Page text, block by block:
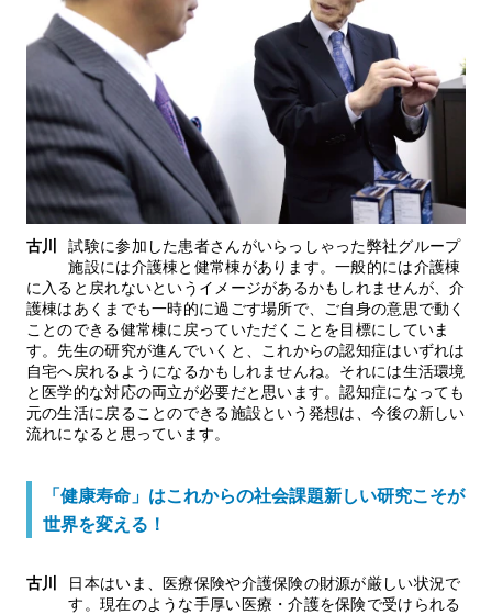
古川
試験に参加した患者さんがいらっしゃった弊社グループ
施設には介護棟と健常棟があります。一般的には介護棟
に入ると戻れないというイメージがあるかもしれませんが、介
護棟はあくまでも一時的に過ごす場所で、ご自身の意思で動く
ことのできる健常棟に戻っていただくことを目標にしていま
す。先生の研究が進んでいくと、これからの認知症はいずれは
自宅へ戻れるようになるかもしれませんね。それには生活環境
と医学的な対応の両立が必要だと思います。認知症になっても
元の生活に戻ることのできる施設という発想は、今後の新しい
流れになると思っています。
「健康寿命」はこれからの社会課題新しい研究こそが
世界を変える！
古川
日本はいま、医療保険や介護保険の財源が厳しい状況で
す。現在のような手厚い医療・介護を保険で受けられる